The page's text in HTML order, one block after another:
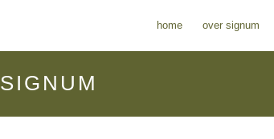
home over signum
SIGNUM